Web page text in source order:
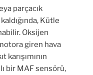
parçacık
Kütle
Oksijen
giren hava
karışımının
bir MAF sensörü,